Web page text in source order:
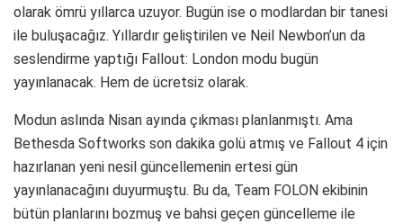
olarak ömrü yıllarca uzuyor. Bugün ise o modlardan bir tanesi
ile buluşacağız. Yıllardır geliştirilen ve Neil Newbon’un da
seslendirme yaptığı Fallout: London modu bugün
yayınlanacak. Hem de ücretsiz olarak.
Modun aslında Nisan ayında çıkması planlanmıştı. Ama
Bethesda Softworks son dakika golü atmış ve Fallout 4 için
hazırlanan yeni nesil güncellemenin ertesi gün
yayınlanacağını duyurmuştu. Bu da, Team FOLON ekibinin
bütün planlarını bozmuş ve bahsi geçen güncelleme ile